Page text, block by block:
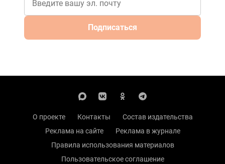
Подписаться
О проекте Контакты
Состав издательства
Реклама на сайте
Реклама в журнале
Правила использования материалов
Пользовательское соглашение